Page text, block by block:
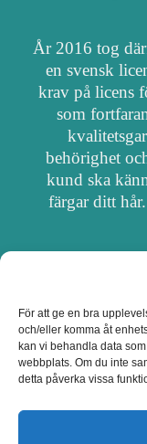
För att ge en bra
och/eller komma åt
kan vi behandla data
webbplats. Om du inte
detta påverka vissa
År 2016 tog
en svensk
krav på licens
som
behörighet
kund ska
färgar ditt